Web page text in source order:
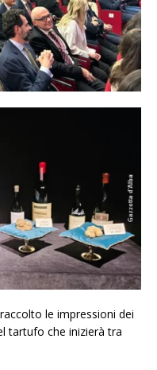
le impressioni dei
tartufo che inizierà tra